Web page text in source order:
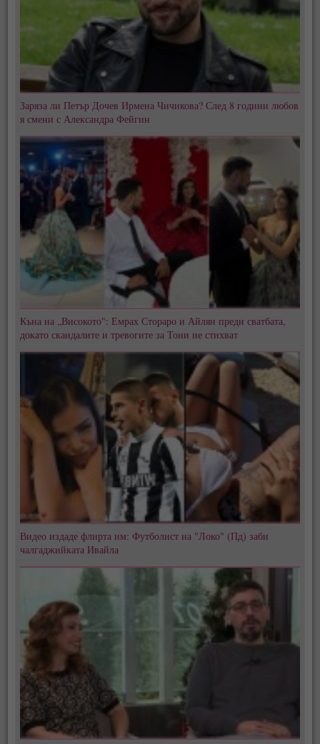
Заряза ли Петър Дочев Ирмена Чичикова? След 8 години любов
я смени с Александра Фейгин
Къна на „Високото": Емрах Стораро и Айлян преди сватбата,
докато скандалите и тревогите за Тони не стихват
Видео издаде флирта им: Футболист на "Локо" (Пд) заби
чалгаджийката Ивайла